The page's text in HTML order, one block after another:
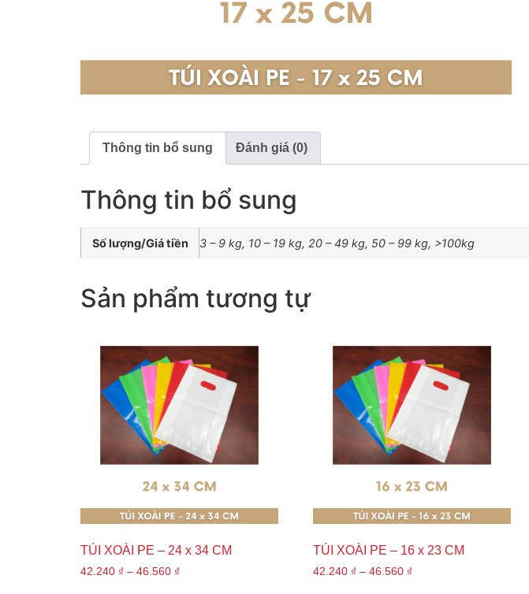
Thông tin bổ sung Đánh giá (0)
Thông tin bổ sung
Số lượng/Giá tiền 3 – 9 kg, 10 – 19 kg, 20 – 49 kg, 50 – 99 kg, >100kg
Sản phẩm tương tự
TÚI XOÀI PE – 24 x 34 CM
42.240 ₫ – 46.560 ₫
TÚI XOÀI PE – 16 x 23 CM
42.240 ₫ – 46.560 ₫